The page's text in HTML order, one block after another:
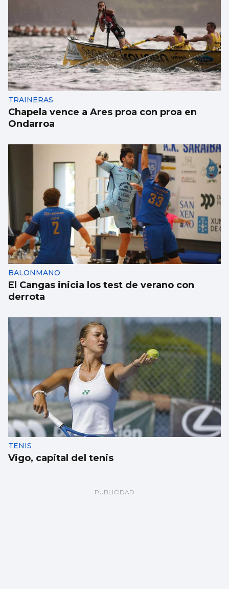
FÚTBOL
La gobernanza de la FIFA genera dudas
TRAINERAS
Chapela vence a Ares proa con proa en
Ondarroa
BALONMANO
El Cangas inicia los test de verano con
derrota
TENIS
Vigo, capital del tenis